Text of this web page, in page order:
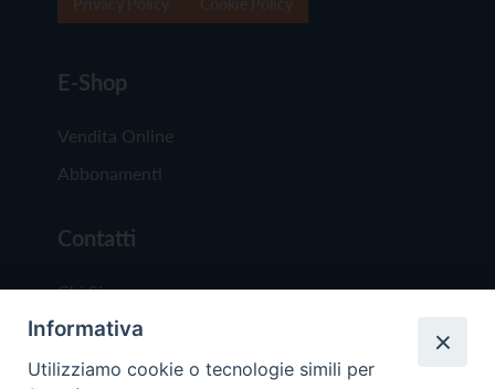
E-Shop
Vendita Online
Abbonamenti
Contatti
Chi Siamo
Redazione
Scrivici
Informativa
Utilizziamo cookie o tecnologie simili per